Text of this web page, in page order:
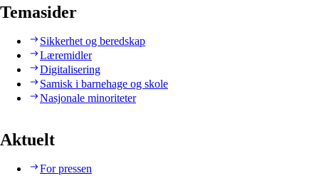
Temasider
Sikkerhet og beredskap
Læremidler
Digitalisering
Samisk i barnehage og skole
Nasjonale minoriteter
Aktuelt
For pressen